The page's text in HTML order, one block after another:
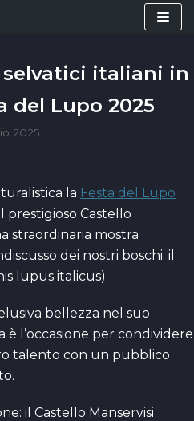
italiani in
del Lupo 2025
2025
la Festa del Lupo
prestigioso Castello
straordinaria mostra
dei nostri boschi: il
lupus italicus).
bellezza nel suo
l’occasione per condividere
talento con un pubblico
il Castello Manservisi